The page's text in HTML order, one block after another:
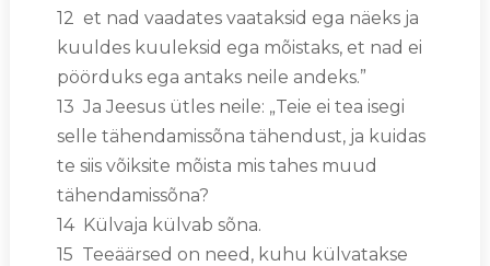
12 et nad vaadates vaataksid ega näeks ja
kuuldes kuuleksid ega mõistaks, et nad ei
pöörduks ega antaks neile andeks.”
13 Ja Jeesus ütles neile: „Teie ei tea isegi
selle tähendamissõna tähendust, ja kuidas
te siis võiksite mõista mis tahes muud
tähendamissõna?
14 Külvaja külvab sõna.
15 Teeäärsed on need, kuhu külvatakse